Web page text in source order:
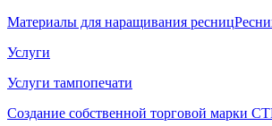
Материалы для наращивания ресниц
Услуги
Услуги тампопечати
Создание собственной торговой марки